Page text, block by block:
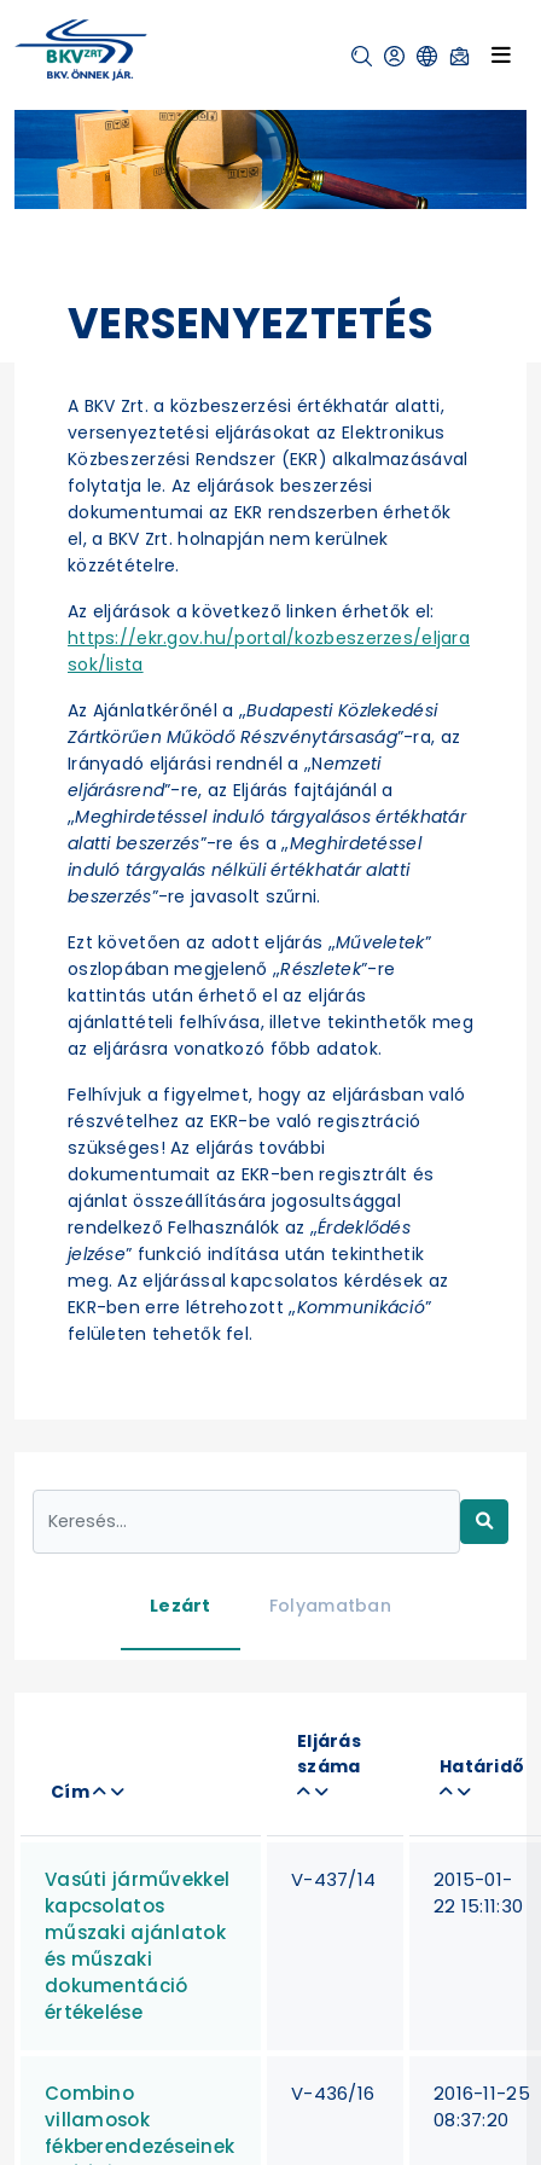
VERSENYEZTETÉS
A BKV Zrt. a közbeszerzési értékhatár alatti,
versenyeztetési eljárásokat az Elektronikus
Közbeszerzési Rendszer (EKR) alkalmazásával
folytatja le. Az eljárások beszerzési
dokumentumai az EKR rendszerben érhetők
el, a BKV Zrt. holnapján nem kerülnek
közzétételre.
Az eljárások a következő linken érhetők el:
https://ekr.gov.hu/portal/kozbeszerzes/eljara
sok/lista
Az Ajánlatkérőnél a „Budapesti Közlekedési
Zártkörűen Működő Részvénytársaság”-ra, az
Irányadó eljárási rendnél a „Nemzeti
eljárásrend”-re, az Eljárás fajtájánál a
„Meghirdetéssel induló tárgyalásos értékhatár
alatti beszerzés”-re és a „Meghirdetéssel
induló tárgyalás nélküli értékhatár alatti
beszerzés”-re javasolt szűrni.
Ezt követően az adott eljárás „Műveletek”
oszlopában megjelenő „Részletek”-re
kattintás után érhető el az eljárás
ajánlattételi felhívása, illetve tekinthetők meg
az eljárásra vonatkozó főbb adatok.
Felhívjuk a figyelmet, hogy az eljárásban való
részvételhez az EKR-be való regisztráció
szükséges! Az eljárás további
dokumentumait az EKR-ben regisztrált és
ajánlat összeállítására jogosultsággal
rendelkező Felhasználók az „Érdeklődés
jelzése” funkció indítása után tekinthetik
meg. Az eljárással kapcsolatos kérdések az
EKR-ben erre létrehozott „Kommunikáció”
felületen tehetők fel.
Lezárt Folyamatban
Cím
Eljárás
száma
Határidő
Vasúti járművekkel
kapcsolatos
műszaki ajánlatok
és műszaki
dokumentáció
értékelése
V-437/14
2015-01-
22 15:11:30
Combino
villamosok
fékberendezéseinek
V-436/16
2016-11-25
08:37:20